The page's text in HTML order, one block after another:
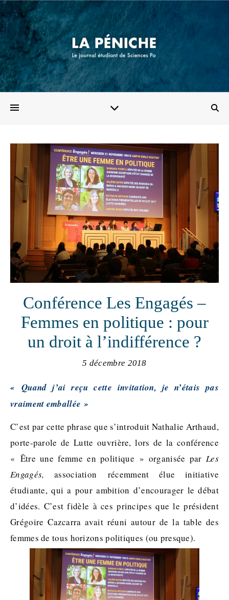
Conférence Les Engagés –
Femmes en politique : pour
un droit à l’indifférence ?
5 décembre 2018
« Quand j’ai reçu cette invitation, je n’étais pas
vraiment emballée »
C’est par cette phrase que s’introduit Nathalie Arthaud,
porte-parole de Lutte ouvrière, lors de la conférence
« Être une femme en politique » organisée parLes
Engagés, association récemment élue initiative
étudiante, qui a pour ambition d’encourager le débat
d’idées. C’est fidèle à ces principes que le président
Grégoire Cazcarra avait réuni autour de la table des
femmes de tous horizons politiques (ou presque).